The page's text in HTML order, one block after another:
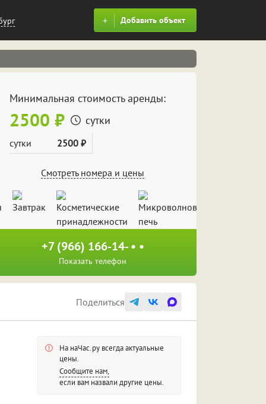
Добавить объект
Минимальная стоимость аренды:
2500 ₽ сутки
сутки 2500 ₽
Смотреть номера и цены
+7 (966) 166-14- • •
Показать телефон
Поделиться
На наЧас.ру всегда актуальные
цены.
Сообщите нам,
если вам назвали другие цены.